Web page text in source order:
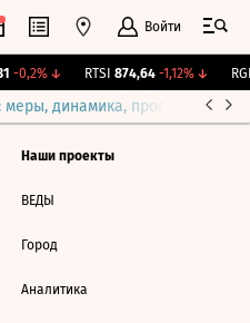
Войти
-0,2%↓ RTSI 874,64 -1,12%↓
динамика, прогнозы
Наши проекты
ВЕДЫ
Город
Аналитика